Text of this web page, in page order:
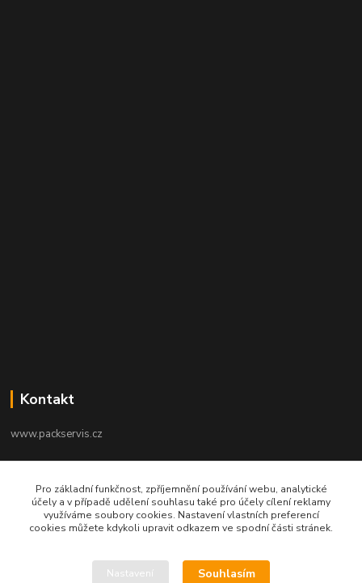
Kontakt
www.packservis.cz
Po-Pá 8.00-12.00, 13.00-16.00 hod
info@packservis.cz
Pro základní funkčnost, zpříjemnění používání webu, analytické
účely a v případě udělení souhlasu také pro účely cílení reklamy
využíváme soubory cookies. Nastavení vlastních preferencí
cookies můžete kdykoli upravit odkazem ve spodní části stránek.
Nastavení Souhlasím